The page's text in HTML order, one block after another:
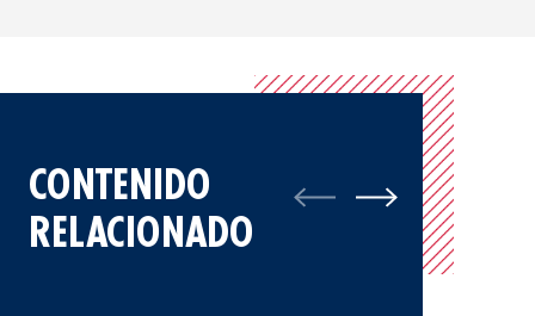
CONTENIDO
RELACIONADO